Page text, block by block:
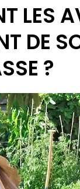
LES
DE
?